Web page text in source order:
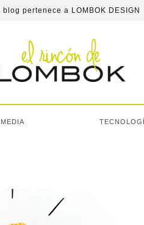
blog pertenece a LOMBOK DESIGN